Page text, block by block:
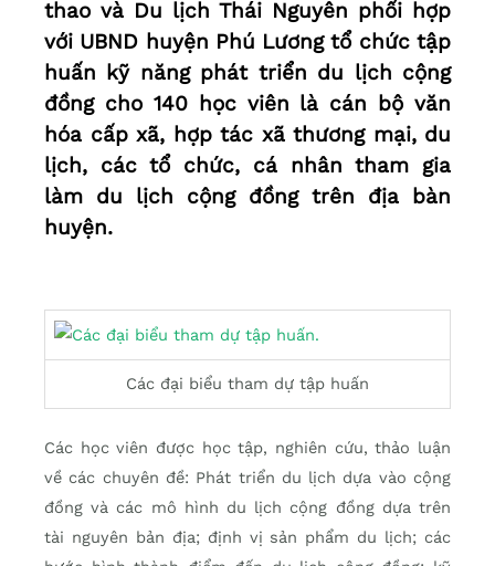
thao và Du lịch Thái Nguyên phối hợp
với UBND huyện Phú Lương tổ chức tập
huấn kỹ năng phát triển du lịch cộng
đồng cho 140 học viên là cán bộ văn
hóa cấp xã, hợp tác xã thương mại, du
lịch, các tổ chức, cá nhân tham gia
làm du lịch cộng đồng trên địa bàn
huyện.
Các đại biểu tham dự tập huấn
Các học viên được học tập, nghiên cứu, thảo luận
về các chuyên đề: Phát triển du lịch dựa vào cộng
đồng và các mô hình du lịch cộng đồng dựa trên
tài nguyên bản địa; định vị sản phẩm du lịch; các